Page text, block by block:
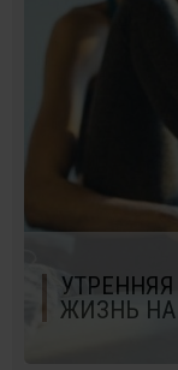
ЖИЗНЬ НА